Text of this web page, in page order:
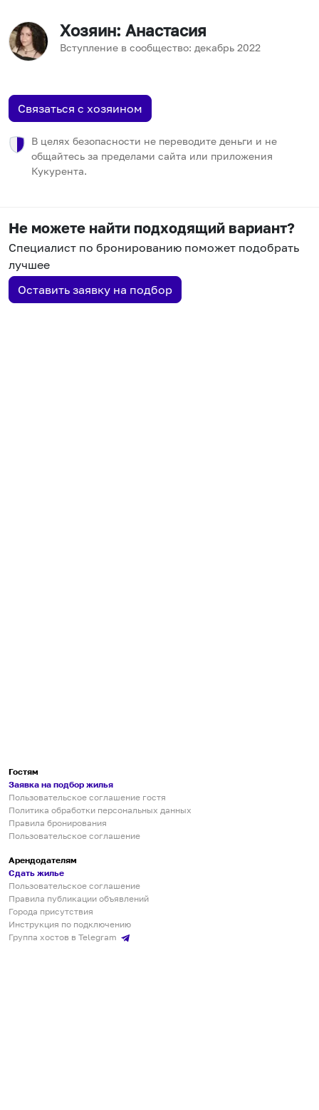
Хозяин: Анастасия
Вступление в сообщество: декабрь 2022
Связаться с хозяином
В целях безопасности не переводите деньги и не
общайтесь за пределами сайта или приложения
Кукурента.
Не можете найти подходящий вариант?
Специалист по бронированию поможет подобрать
лучшее
Оставить заявку на подбор
Гостям
Заявка на подбор жилья
Пользовательское соглашение гостя
Политика обработки персональных данных
Правила бронирования
Пользовательское соглашение
Арендодателям
Сдать жилье
Пользовательское соглашение
Правила публикации объявлений
Города присутствия
Инструкция по подключению
Группа хостов в Telegram